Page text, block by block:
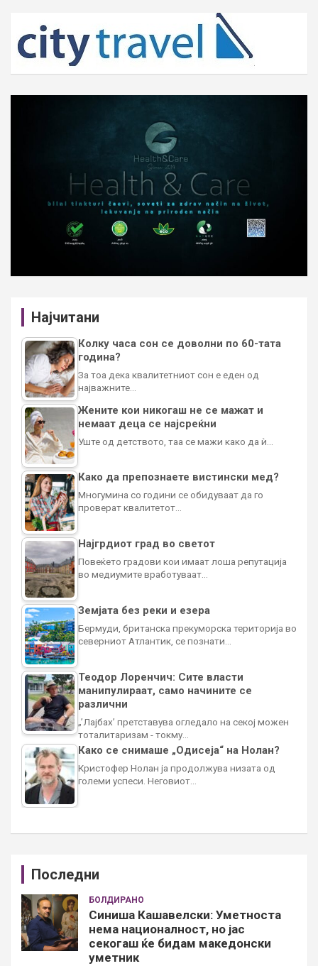
h
Најчитани
Колку часа сон се доволни по 60-тата
година?
За тоа дека квалитетниот сон е еден од
најважните…
Жените кои никогаш не се мажат и
немаат деца се најсреќни
Уште од детството, таа се мажи како да ѝ…
Како да препознаете вистински мед?
Многумина со години се обидуваат да го
проверат квалитетот…
Најгрдиот град во светот
Повеќето градови кои имаат лоша репутација
во медиумите вработуваат…
Земјата без реки и езера
Бермуди, британска прекуморска територија во
северниот Атлантик, се познати…
Теодор Лоренчич: Сите власти
манипулираат, само начините се
различни
„’Лајбах’ претставува огледало на секој можен
тоталитаризам - токму…
Како се снимаше „Одисеја“ на Нолан?
Кристофер Нолан ја продолжува низата од
големи успеси. Неговиот…
Последни
БОЛДИРАНО
Синиша Кашавелски: Уметноста
нема националност, но јас
секогаш ќе бидам македонски
уметник